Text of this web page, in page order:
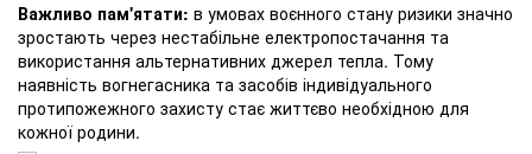
Важливо пам'ятати: в умовах воєнного стану ризики значно
зростають через нестабільне електропостачання та
використання альтернативних джерел тепла. Тому
наявність вогнегасника та засобів індивідуального
протипожежного захисту стає життєво необхідною для
кожної родини.